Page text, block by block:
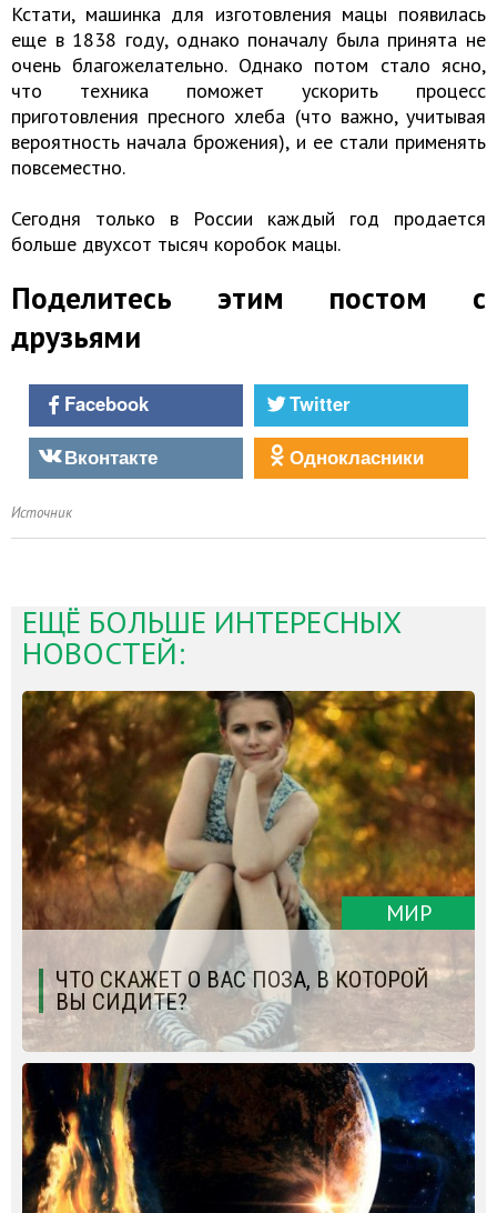
Кстати, машинка для изготовления мацы появилась
еще в 1838 году, однако поначалу была принята не
очень благожелательно. Однако потом стало ясно,
что техника поможет ускорить процесс
приготовления пресного хлеба (что важно, учитывая
вероятность начала брожения), и ее стали применять
повсеместно.
Сегодня только в России каждый год продается
больше двухсот тысяч коробок мацы.
Поделитесь этим постом с
друзьями
Facebook
Twitter
Вконтакте
Однокласники
Источник
ЕЩЁ БОЛЬШЕ ИНТЕРЕСНЫХ
НОВОСТЕЙ:
МИР
ЧТО СКАЖЕТ О ВАС ПОЗА, В КОТОРОЙ
ВЫ СИДИТЕ?